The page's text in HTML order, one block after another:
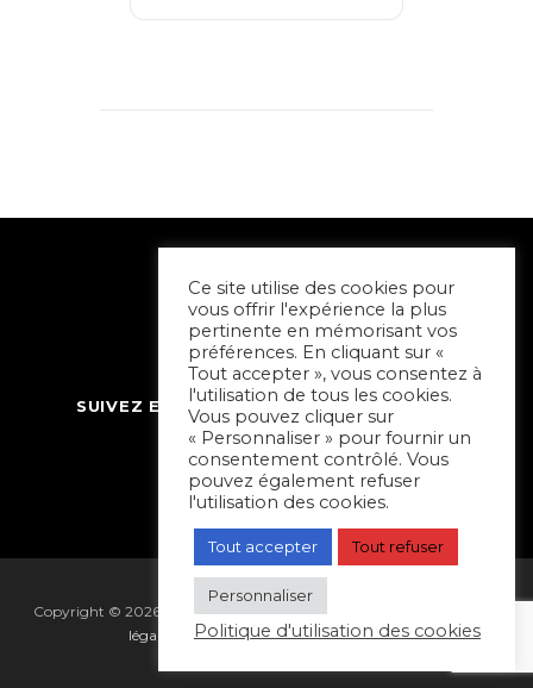
SUIVEZ ET CONTACTEZ SORTIR À NIORT
Copyright © 2026 Sortir à Niort | réalisé par
légales
Gestion des cookies|Plan du site
Ce site utilise des cookies pour
vous offrir l'expérience la plus
pertinente en mémorisant vos
préférences. En cliquant sur «
Tout accepter », vous consentez à
l'utilisation de tous les cookies.
Vous pouvez cliquer sur
« Personnaliser » pour fournir un
consentement contrôlé. Vous
pouvez également refuser
l'utilisation des cookies.
Tout accepter Tout refuser
Personnaliser
Politique d'utilisation des cookies